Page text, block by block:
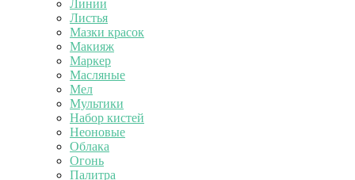
Линии
Листья
Мазки красок
Макияж
Маркер
Масляные
Мел
Мультики
Набор кистей
Неоновые
Облака
Огонь
Палитра